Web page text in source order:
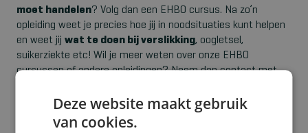
moet handelen? Volg dan een EHBO cursus. Na zo’n
opleiding weet je precies hoe jij in noodsituaties kunt helpen
en weet jij wat te doen bij verslikking, oogletsel,
suikerziekte etc! Wil je meer weten over onze EHBO
cursussen of andere opleidingen? Neem dancontactmet
anderen kunt helpen.
Deze website maakt gebruik
van cookies.